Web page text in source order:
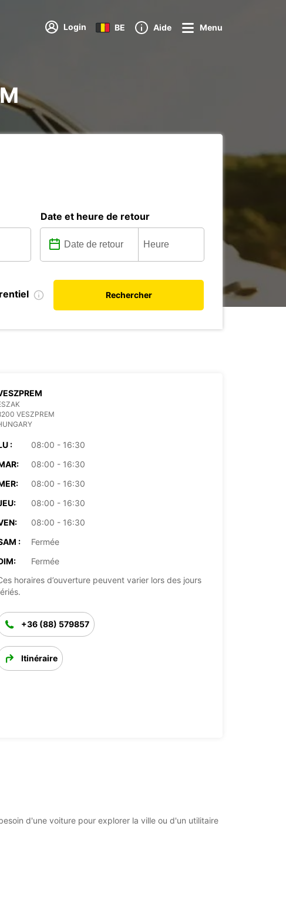
Login BE Aide Menu
Date et heure de retour
Rechercher
VESZPREM
:
08:00 - 16:30
08:00 - 16:30
08:00 - 16:30
08:00 - 16:30
08:00 - 16:30
:
Fermée
Fermée
horaires d’ouverture peuvent varier lors des jours
+36 (88) 579857
Itinéraire
d'une voiture pour explorer la ville ou d'un utilitaire